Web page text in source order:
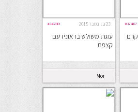
#37487 23 בנובמבר 2015 #34788
עוגת משולש בראוניז עם
קצפת
Mor